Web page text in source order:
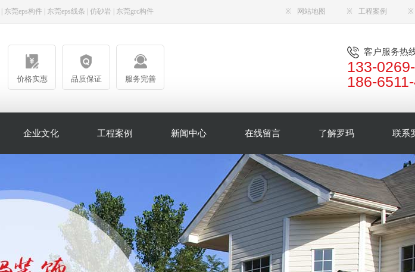
东莞eps构件 东莞eps线条 仿砂岩 东莞grc构件 ※ 网站地图 ※ 工程案例 ※
价格实惠 品质保证 服务完善
客户服务热
133-
186-
企业文化 工程案例 新闻中心 在线留言 了解罗玛 联系